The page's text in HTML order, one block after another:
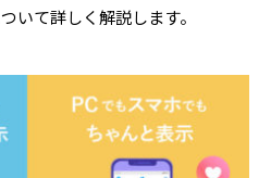
いて詳しく解説します。